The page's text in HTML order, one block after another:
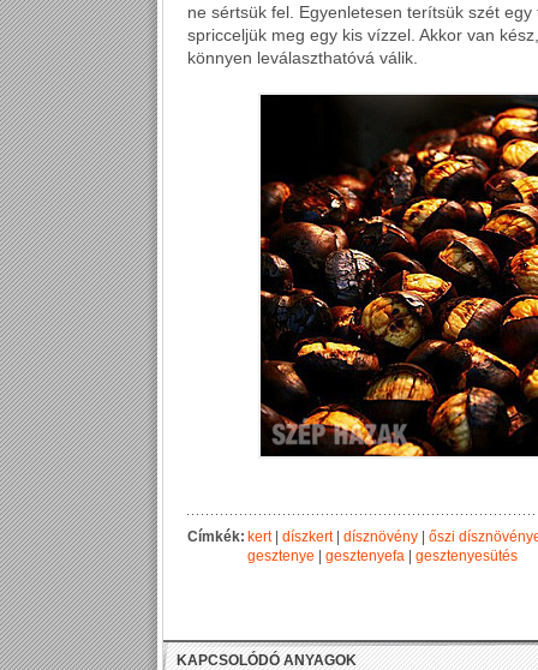
ne sértsük fel. Egyenletesen terítsük szét
spricceljük meg egy kis vízzel. Akkor van
könnyen leválaszthatóvá válik.
Címkék: kert| díszkert| dísznövény
őszi
gesztenye
gesztenyefa gesztenyesütés
KAPCSOLÓDÓ ANYAGOK